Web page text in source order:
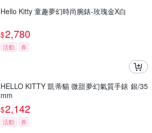
Hello Kitty 童趣夢幻時尚腕錶-玫瑰金X白
$2,780
活動 券
HELLO KITTY 凱蒂貓 微甜夢幻氣質手錶 銀/35
mm
$2,142
活動 券